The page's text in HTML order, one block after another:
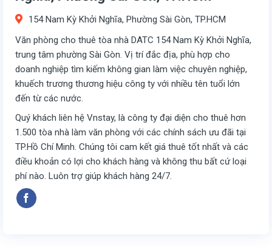
154 Nam Kỳ Khởi Nghĩa, Phường Sài Gòn, TP.HCM
Văn phòng cho thuê tòa nhà DATC 154 Nam Kỳ Khởi Nghĩa,
trung tâm phường Sài Gòn. Vị trí đắc địa, phù hợp cho
doanh nghiệp tìm kiếm không gian làm việc chuyên nghiệp,
khuếch trương thương hiệu công ty với nhiều tên tuổi lớn
đến từ các nước.
Quý khách liên hệ Vnstay, là công ty đại diện cho thuê hơn
1.500 tòa nhà làm văn phòng với các chính sách ưu đãi tại
TP.Hồ Chí Minh. Chúng tôi cam kết giá thuê tốt nhất và các
điều khoản có lợi cho khách hàng và không thu bất cứ loại
phí nào. Luôn trợ giúp khách hàng 24/7.